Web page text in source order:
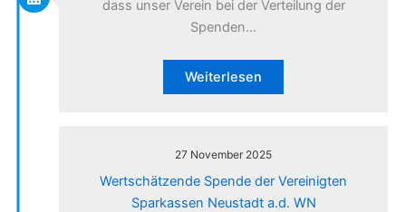
dass unser Verein bei der Verteilung der
Spenden…
Weiterlesen
27 November 2025
Wertschätzende Spende der Vereinigten
Sparkassen Neustadt a.d. WN